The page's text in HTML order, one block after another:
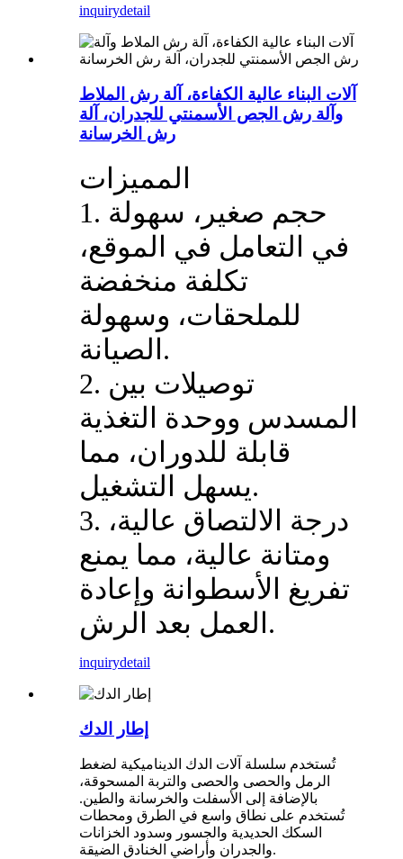
inquirydetail
آلات البناء عالية الكفاءة، آلة رش الملاط
وآلة رش الجص الأسمنتي للجدران، آلة
رش الخرسانة
المميزات
1. حجم صغير، سهولة
في التعامل في الموقع،
تكلفة منخفضة
للملحقات، وسهولة
الصيانة.
2. توصيلات بين
المسدس ووحدة التغذية
قابلة للدوران، مما
يسهل التشغيل.
3. درجة الالتصاق عالية،
ومتانة عالية، مما يمنع
تفريغ الأسطوانة وإعادة
العمل بعد الرش.
inquirydetail
إطار الدك
تُستخدم سلسلة آلات الدك الديناميكية لضغط
الرمل والحصى والحصى والتربة المسحوقة،
بالإضافة إلى الأسفلت والخرسانة والطين.
تُستخدم على نطاق واسع في الطرق ومحطات
السكك الحديدية والجسور وسدود الخزانات
والجدران وأراضي الخنادق الضيقة.